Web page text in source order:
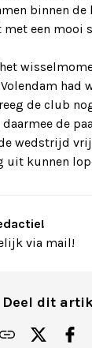
binnen de
met een mooi
had
de club
de
wedstrijd
uit kunnen
via mail!
Deel dit